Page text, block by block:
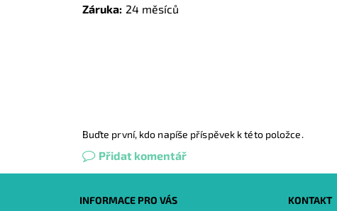
Záruka: 24 měsíců
Buďte první, kdo napíše příspěvek k této položce.
Přidat komentář
INFORMACE PRO VÁS
KONTAKT